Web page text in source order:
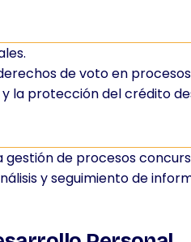
de voto en
la protección del crédito
de procesos
y seguimiento de